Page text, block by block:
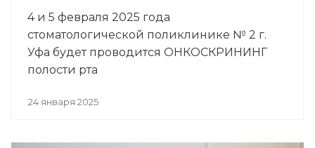
4 и 5 февраля 2025 года
стоматологической поликлинике № 2 г.
Уфа будет проводится ОНКОСКРИНИНГ
полости рта
24 января 2025